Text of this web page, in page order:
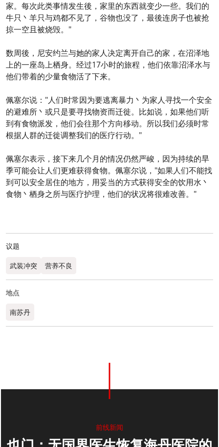
家。每次此类事情发生後，家里的东西就变少一些。我们的
牛只丶羊只与鸡都不见了，谷物也没了，最後连房子也被抢
掠一空且被烧毁。"
数周後，尼安约兰与她的家人决定离开自己的家，在沼泽地
上的一座岛上栖身。经过17小时的旅程，他们依靠沼泽水与
他们带着的少量食物活了下来。
佩塞尔说："人们时常因为要逃离暴力丶为家人寻找一个安全
的避难所丶或只是要寻找物资而迁徙。比如说，如果他们听
到有食物派发，他们会往那个方向移动。所以我们必须时常
根据人群的迁徙调整我们的医疗行动。"
佩塞尔表示，接下来几个月的情况仍然严峻，因为持续的旱
季可能会让人们更难获得食物。佩塞尔说，"如果人们不能找
到可以安全居住的地方，用妥当的方式获得安全的饮用水丶
食物丶栖身之所与医疗护理，他们的状况将很难改善。"
议题
武装冲突 营养不良
地点
南苏丹
前线新闻